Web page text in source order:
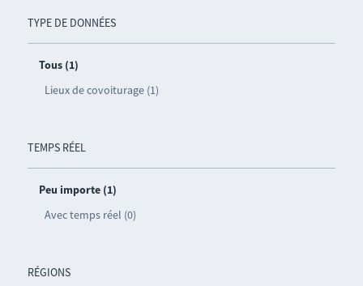
TYPE DE DONNÉES
Tous (1)
Lieux de covoiturage (1)
TEMPS RÉEL
Peu importe (1)
Avec temps réel (0)
RÉGIONS